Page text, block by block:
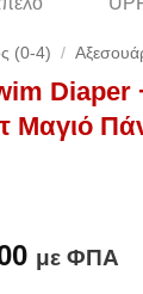
(0-4) /
Diaper
Μαγιό
Ημε ΦΠΑ